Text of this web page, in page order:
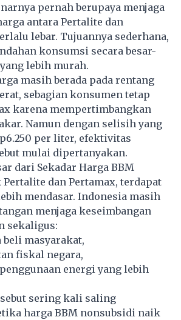
pernah berupaya menjaga
antara Pertalite dan
lebar. Tujuannya sederhana,
konsumsi secara besar-
lebih murah.
masih berada pada rentang
sebagian konsumen tetap
karena mempertimbangkan
Namun dengan selisih yang
per liter, efektivitas
mulai dipertanyakan.
dari Sekadar Harga BBM
dan Pertamax, terdapat
mendasar. Indonesia masih
menjaga keseimbangan
sekaligus:
masyarakat,
fiskal negara,
energi yang lebih
sering kali saling
harga BBM nonsubsidi naik